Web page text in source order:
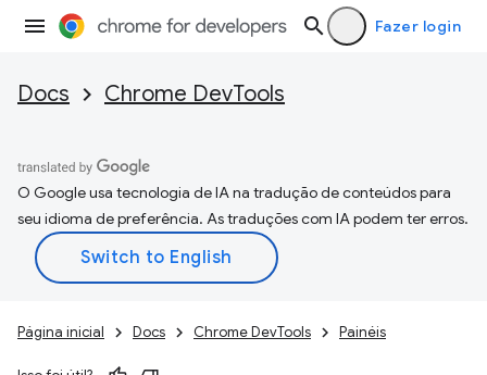
Fazer login
Docs Chrome DevTools
O Google usa tecnologia de IA na tradução de conteúdos para
seu idioma de preferência. As traduções com IA podem ter erros.
Página inicial Docs Chrome DevTools Painéis